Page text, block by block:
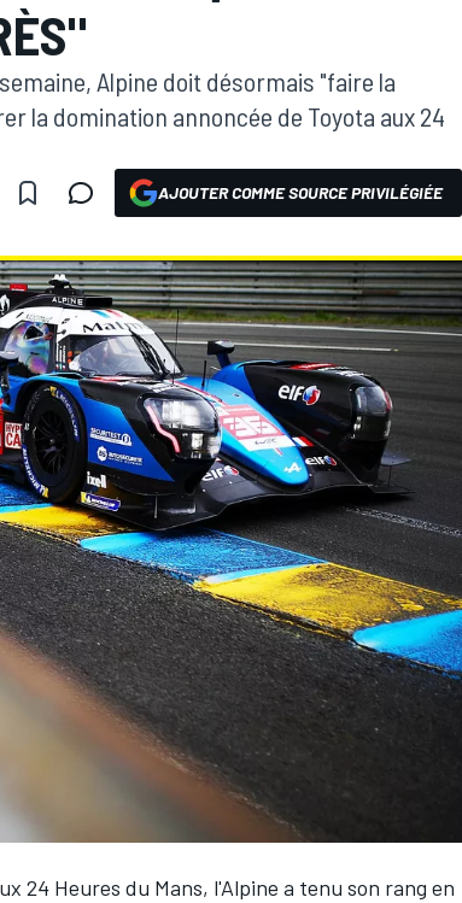
Alpine doit désormais "faire la
la domination annoncée de Toyota aux 24
AJOUTER COMME SOURCE PRIVILÉGIÉE
24 Heures du Mans, l'Alpine a tenu son rang en